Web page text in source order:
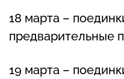
18 марта –
предварительные
19 марта –